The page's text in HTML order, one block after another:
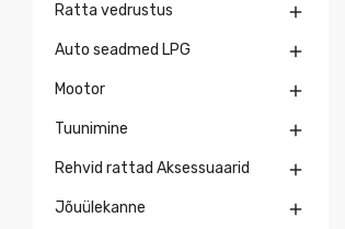
Ratta vedrustus 
Auto seadmed LPG 
Mootor 
Tuunimine 
Rehvid rattad Aksessuaarid 
Jõuülekanne 